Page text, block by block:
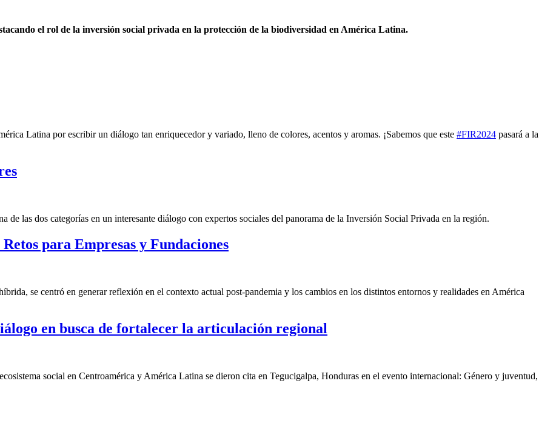
el rol de la inversión social privada en la protección de la biodiversidad en América Latina.
Latina por escribir un diálogo tan enriquecedor y variado, lleno de colores, acentos y aromas. ¡Sabemos que este #FIR2024 pasará a la
de las dos categorías en un interesante diálogo con expertos sociales del panorama de la Inversión Social Privada en la región.
para Empresas y Fundaciones
se centró en generar reflexión en el contexto actual post-pandemia y los cambios en los distintos entornos y realidades en América
en busca de fortalecer la articulación regional
social en Centroamérica y América Latina se dieron cita en Tegucigalpa, Honduras en el evento internacional: Género y juventud,